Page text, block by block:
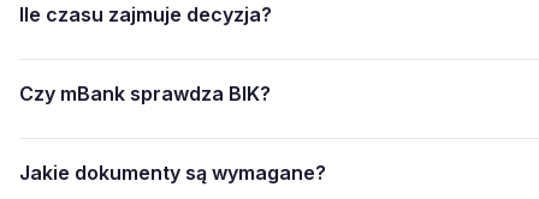
Ile czasu zajmuje decyzja?
Czy mBank sprawdza BIK?
Jakie dokumenty są wymagane?